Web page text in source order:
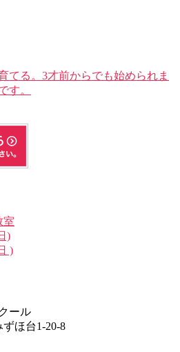
てる。3才前からでも始められま
す。
室
)
)
ほ台1-20-8